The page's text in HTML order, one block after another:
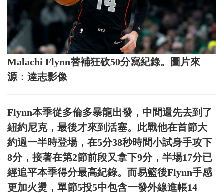
Malachi Flynn替補狂砍50分寫紀錄。圖片來
源：達志影像
Flynn本季從多倫多暴龍出發，中間還先去到了
紐約尼克，最後才來到活塞。此戰他在首節大
約過一半時登場，在5分38秒時間小試身手攻下
8分，接著在第2節前段又拿下9分，半場17分已
經追平本季得分最高紀錄。而易籃後Flynn手感
更加火燙，單節5投5中包含一發外線進帳14